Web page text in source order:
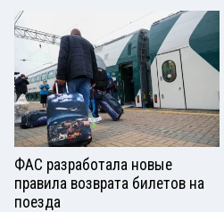
ФАС разработала новые
правила возврата билетов на
поезда